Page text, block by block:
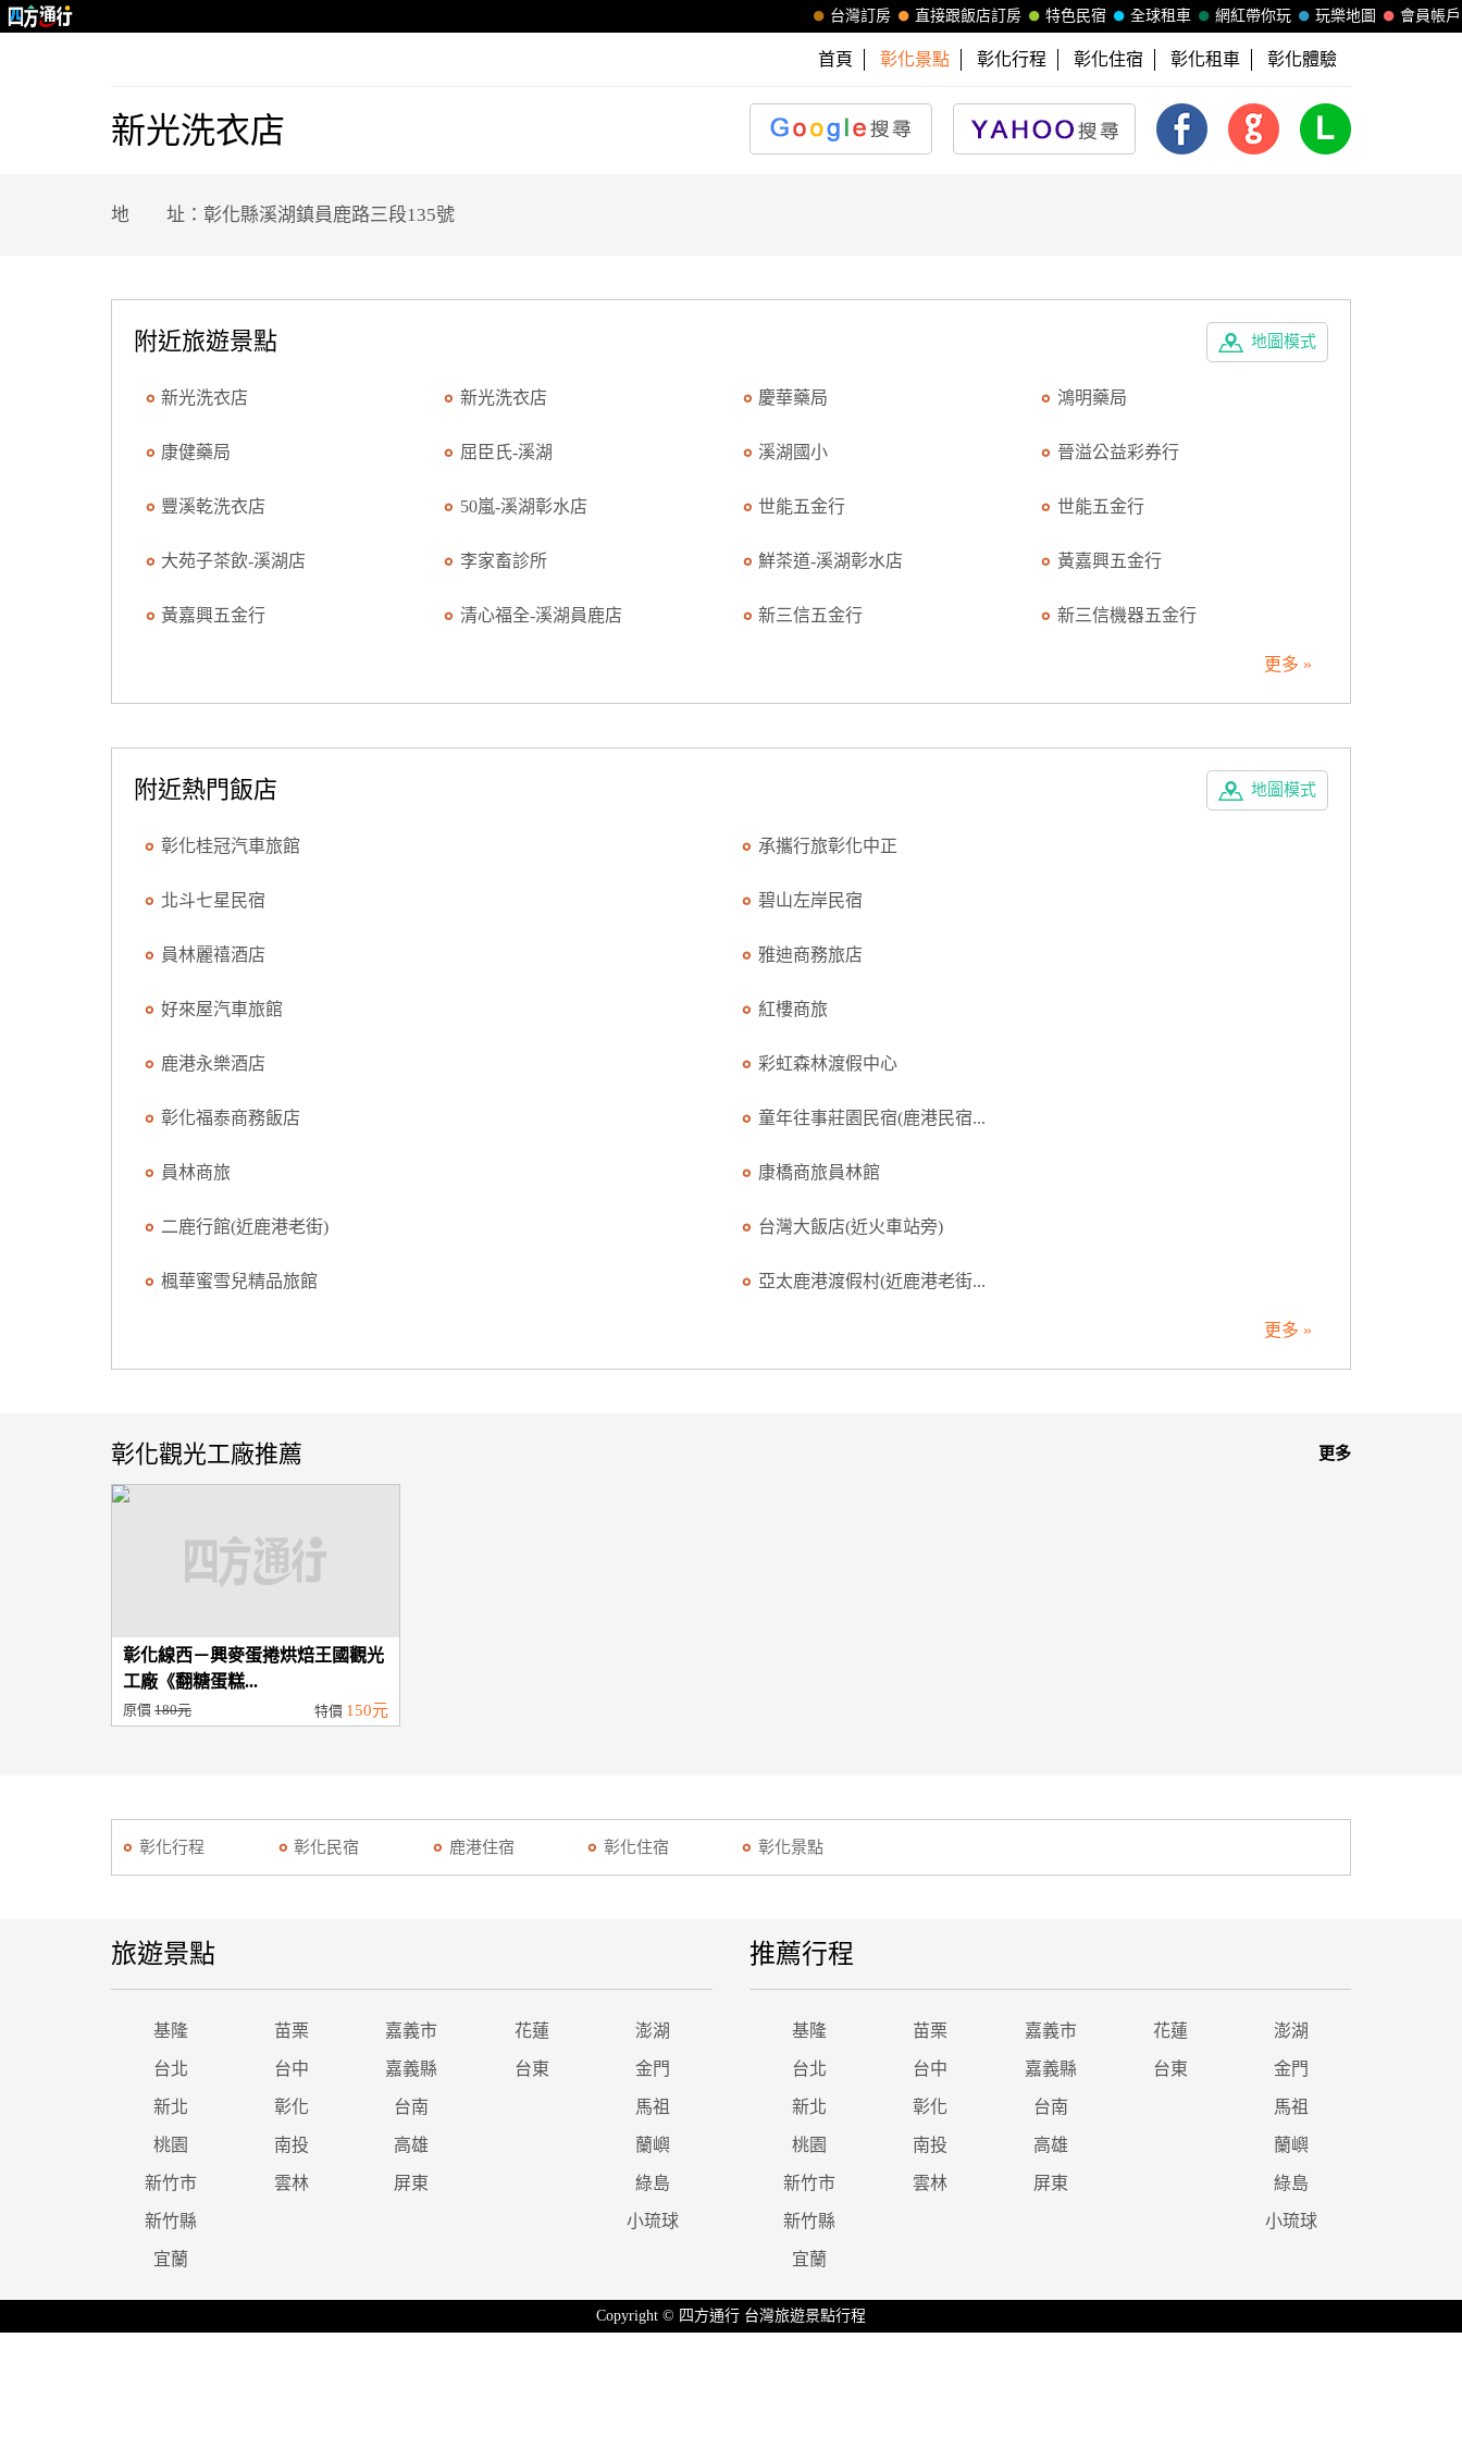
會員帳戶
玩樂地圖
網紅帶你玩
全球租車
特色民宿
直接跟飯店訂房
台灣訂房
首頁 彰化景點 彰化行程 彰化住宿 彰化租車 彰化體驗
新光洗衣店
地 址：彰化縣溪湖鎮員鹿路三段135號
地圖模式
附近旅遊景點
新光洗衣店 新光洗衣店 慶華藥局 鴻明藥局
康健藥局 屈臣氏-溪湖 溪湖國小 晉溢公益彩券行
豐溪乾洗衣店 50嵐-溪湖彰水店 世能五金行 世能五金行
大苑子茶飲-溪湖店 李家畜診所 鮮茶道-溪湖彰水店 黃嘉興五金行
黃嘉興五金行 清心福全-溪湖員鹿店 新三信五金行 新三信機器五金行
更多 »
地圖模式
附近熱門飯店
彰化桂冠汽車旅館 承攜行旅彰化中正
北斗七星民宿 碧山左岸民宿
員林麗禧酒店 雅迪商務旅店
好來屋汽車旅館 紅樓商旅
鹿港永樂酒店 彩虹森林渡假中心
彰化福泰商務飯店 童年往事莊園民宿(鹿港民宿...
員林商旅 康橋商旅員林館
二鹿行館(近鹿港老街) 台灣大飯店(近火車站旁)
楓華蜜雪兒精品旅館 亞太鹿港渡假村(近鹿港老街...
更多 »
更多
彰化觀光工廠推薦
彰化線西－興麥蛋捲烘焙王國觀光
工廠《翻糖蛋糕...
原價 180元 特價 150元
彰化行程 彰化民宿 鹿港住宿 彰化住宿 彰化景點
旅遊景點
基隆 苗栗 嘉義市 花蓮 澎湖
台北 台中 嘉義縣 台東 金門
新北 彰化 台南 馬祖
桃園 南投 高雄 蘭嶼
新竹市 雲林 屏東 綠島
新竹縣 小琉球
宜蘭
推薦行程
基隆 苗栗 嘉義市 花蓮 澎湖
台北 台中 嘉義縣 台東 金門
新北 彰化 台南 馬祖
桃園 南投 高雄 蘭嶼
新竹市 雲林 屏東 綠島
新竹縣 小琉球
宜蘭
Copyright © 四方通行 台灣旅遊景點行程